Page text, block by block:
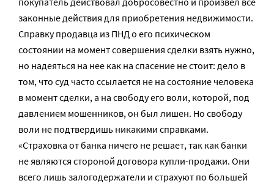
законные действия для приобретения недвижимости.
Справку продавца из ПНД о его психическом
состоянии на момент совершения сделки взять нужно,
но надеяться на нее как на спасение не стоит: дело в
том, что суд часто ссылается не на состояние человека
в момент сделки, а на свободу его воли, которой, под
давлением мошенников, он был лишен. Но свободу
воли не подтвердишь никакими справками.
«Страховка от банка ничего не решает, так как банки
не являются стороной договора купли-продажи. Они
всего лишь залогодержатели и страхуют по большей